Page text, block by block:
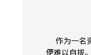
作为一名
便难以自拔